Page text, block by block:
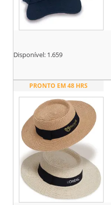
Disponível: 1.659
PRONTO EM 48 HRS